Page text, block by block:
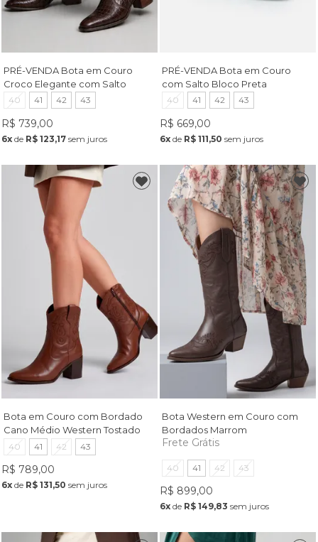
PRÉ-VENDA Bota em Couro
Croco Elegante com Salto
Bloco Café
40 41 42 43
R$ 739,00
6xde R$ 123,17sem juros
PRÉ-VENDA Bota em Couro
com Salto Bloco Preta
40 41 42 43
R$ 669,00
6x de R$ 111,50 sem juros
Bota em Couro com Bordado
Cano Médio Western Tostado
40 41 42 43
R$ 789,00
6xde R$ 131,50 sem juros
Bota Western em Couro com
Bordados Marrom
Frete Grátis
40 41 42 43
R$ 899,00
6x de R$ 149,83 sem juros